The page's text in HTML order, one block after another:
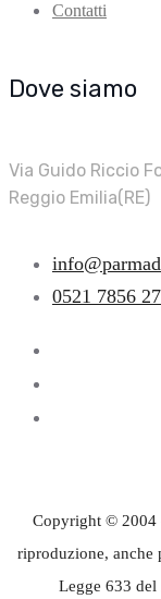
Contatti
Dove siamo
Via Guido Riccio
Reggio Emilia(RE)
0521 7856
Copyright © 2004
riproduzione, anche
Legge 633